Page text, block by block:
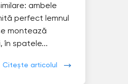
ambele
perfect lemnul
montează
în spatele...
Citește articolul